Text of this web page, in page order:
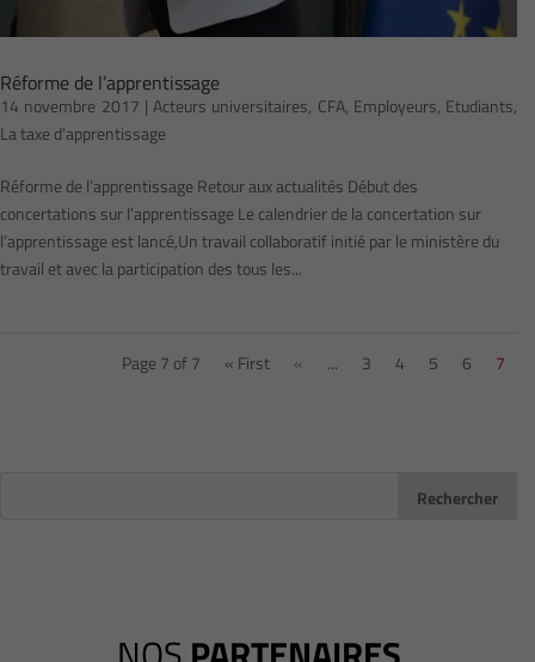
Réforme de l’apprentissage
14 novembre 2017 | Acteurs universitaires, CFA, Employeurs, Etudiants,
La taxe d'apprentissage
Réforme de l’apprentissage Retour aux actualités Début des
concertations sur l’apprentissage Le calendrier de la concertation sur
l’apprentissage est lancé,Un travail collaboratif initié par le ministère du
travail et avec la participation des tous les...
Page 7 of 7 « First « ... 3 4 5 6 7